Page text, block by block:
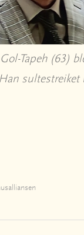
Tapeh (63)
sultestreiket